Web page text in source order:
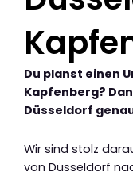
Du planst einen
Kapfenberg?
Düsseldorf
Wir sind stolz
von Düsseldorf